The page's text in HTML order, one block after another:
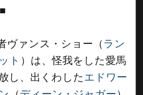
■
ヴァンス・ショー（ ラン
ト ）は、怪我をした愛馬
し、出くわしたエドワー